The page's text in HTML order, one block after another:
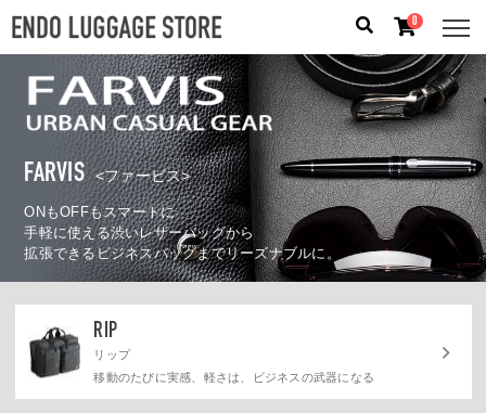
人気のキーワード：誕生日プレゼント/フリクエン タ
ー/機内持込
カテゴリから探す
ブランドから探す
泊数から探す
価格 円 〜 円
0
FARVIS <ファービス>
ONもOFFもスマートに
手軽に使える渋いレザーバッグから
拡張できるビジネスバッグまでリーズナブルに。
RIP
リップ
移動のたびに実感、軽さは、ビジネスの武器になる